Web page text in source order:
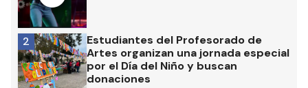
Estudiantes del Profesorado de
Artes organizan una jornada especial
por el Día del Niño y buscan
donaciones
2